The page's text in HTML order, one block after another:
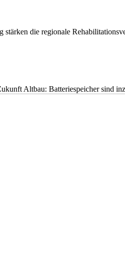
stärken die regionale
Altbau: Batteriespeicher sind